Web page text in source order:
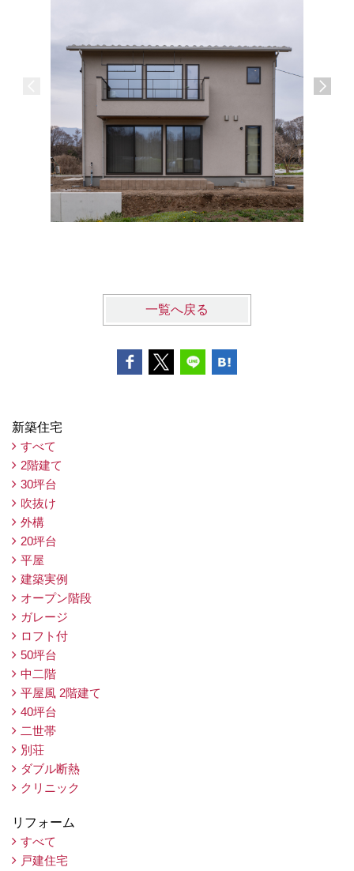
一覧へ戻る
新築住宅
すべて
2階建て
30坪台
吹抜け
外構
20坪台
平屋
建築実例
オープン階段
ガレージ
ロフト付
50坪台
中二階
平屋風 2階建て
40坪台
二世帯
別荘
ダブル断熱
クリニック
リフォーム
すべて
戸建住宅